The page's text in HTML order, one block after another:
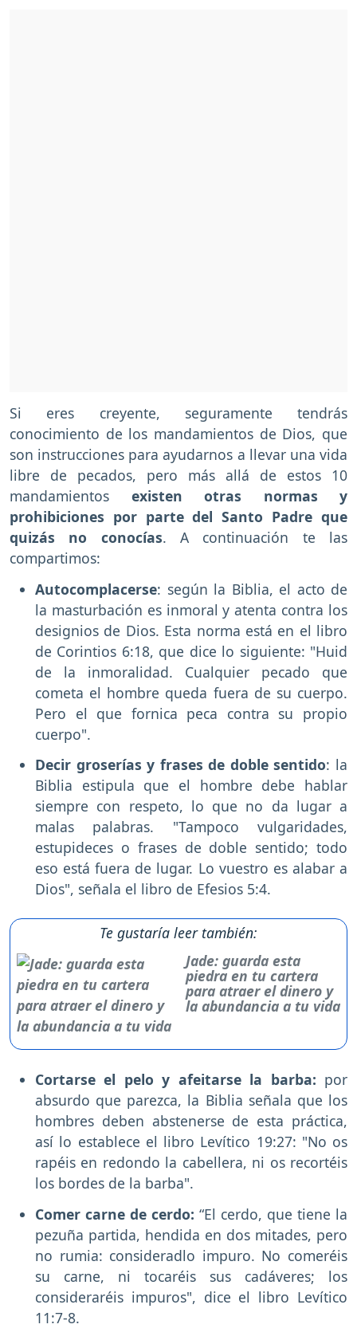
Si eres creyente, seguramente tendrás
conocimiento de los mandamientos de Dios, que
son instrucciones para ayudarnos a llevar una vida
libre de pecados, pero más allá de estos 10
mandamientos existen otras normas y
prohibiciones por parte del Santo Padre que
quizás no conocías. A continuación te las
compartimos:
Autocomplacerse: según la Biblia, el acto de
la masturbación es inmoral y atenta contra los
designios de Dios. Esta norma está en el libro
de Corintios 6:18, que dice lo siguiente: "Huid
de la inmoralidad. Cualquier pecado que
cometa el hombre queda fuera de su cuerpo.
Pero el que fornica peca contra su propio
cuerpo".
Decir groserías y frases de doble sentido: la
Biblia estipula que el hombre debe hablar
siempre con respeto, lo que no da lugar a
malas palabras. "Tampoco vulgaridades,
estupideces o frases de doble sentido; todo
eso está fuera de lugar. Lo vuestro es alabar a
Dios", señala el libro de Efesios 5:4.
Te gustaría leer también:
Jade: guarda esta
piedra en tu cartera
para atraer el dinero y
la abundancia a tu vida
Cortarse el pelo y afeitarse la barba: por
absurdo que parezca, la Biblia señala que los
hombres deben abstenerse de esta práctica,
así lo establece el libro Levítico 19:27: "No os
rapéis en redondo la cabellera, ni os recortéis
los bordes de la barba".
Comer carne de cerdo: “El cerdo, que tiene la
pezuña partida, hendida en dos mitades, pero
no rumia: consideradlo impuro. No comeréis
su carne, ni tocaréis sus cadáveres; los
consideraréis impuros", dice el libro Levítico
11:7-8.